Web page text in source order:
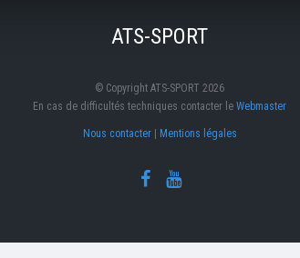
ATS-SPORT
© Copyright ATS-SPORT 2026
En cas de difficultés techniques contacter le Webmaster
Nous contacter| Mentions légales